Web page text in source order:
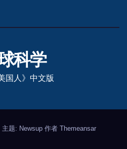
科学
国人》中文版
主题: Newsup 作者 Themeansar